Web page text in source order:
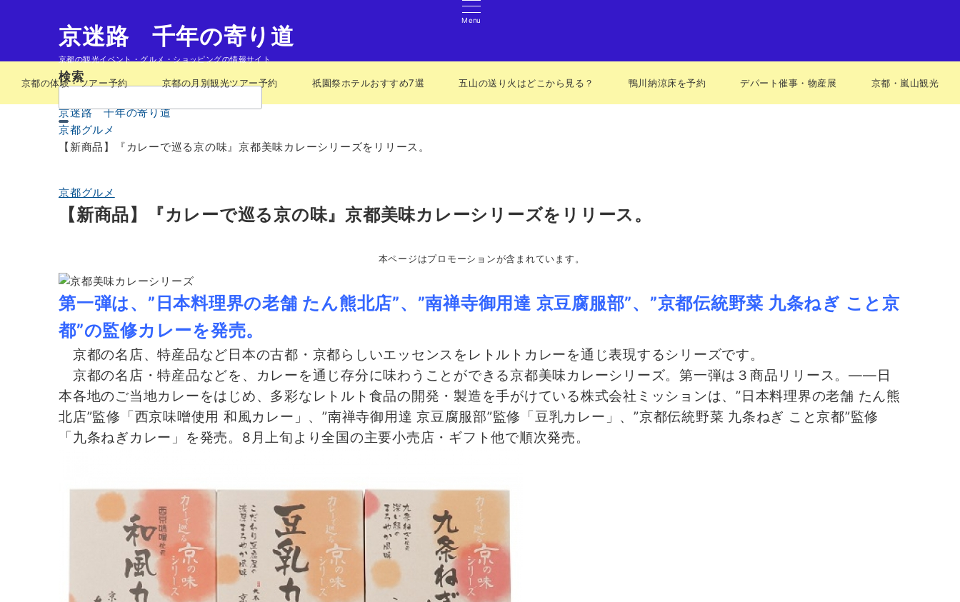
Menu
京迷路 千年の寄り道
京都の観光イベント・グルメ・ショッピングの情報サイト
検索
索：
京都の体験・ツアー予約 京都の月別観光ツアー予約 祇園祭ホテルおすすめ7選 五山の送り火はどこから見る？ 鴨川納涼床を予約 デパート催事・物産展 京都・嵐山観光
京迷路 千年の寄り道
京都グルメ
【新商品】『カレーで巡る京の味』京都美味カレーシリーズをリリース。
京都グルメ
【新商品】『カレーで巡る京の味』京都美味カレーシリーズをリリース。
本ページはプロモーションが含まれています。
第一弾は、”日本料理界の老舗 たん熊北店”、”南禅寺御用達 京豆腐服部”、”京都伝統野菜 九条ねぎ こと京
都”の監修カレーを発売。
京都の名店、特産品など日本の古都・京都らしいエッセンスをレトルトカレーを通じ表現するシリーズです。
京都の名店・特産品などを、カレーを通じ存分に味わうことができる京都美味カレーシリーズ。第一弾は３商品リリース。――日
本各地のご当地カレーをはじめ、多彩なレトルト食品の開発・製造を手がけている株式会社ミッションは、”日本料理界の老舗 たん熊
北店”監修「西京味噌使用 和風カレー」、”南禅寺御用達 京豆腐服部”監修「豆乳カレー」、”京都伝統野菜 九条ねぎ こと京都”監修
「九条ねぎカレー」を発売。8月上旬より全国の主要小売店・ギフト他で順次発売。